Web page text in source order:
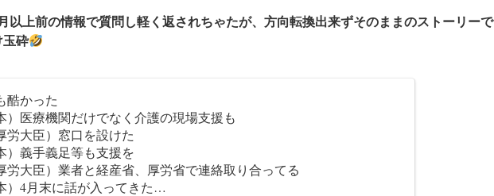
以上前の情報で質問し軽く返されちゃたが、方向転換出来ずそのままのストーリーで
玉砕
酷かった
）医療機関だけでなく介護の現場支援も
大臣）窓口を設けた
）義手義足等も支援を
大臣）業者と経産省、厚労省で連絡取り合ってる
）4月末に話が入ってきた…